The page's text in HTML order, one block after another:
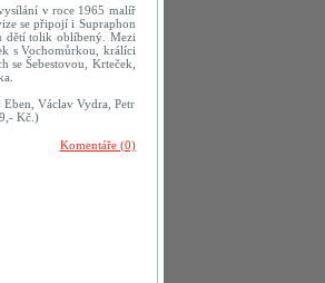
v roce 1965 malíř
se připojí i Supraphon
dětí tolik oblíbený. Mezi
s Vochomůrkou, králíci
Šebestovou, Krteček,
Václav Vydra, Petr
Kč.)
Komentáře (0)